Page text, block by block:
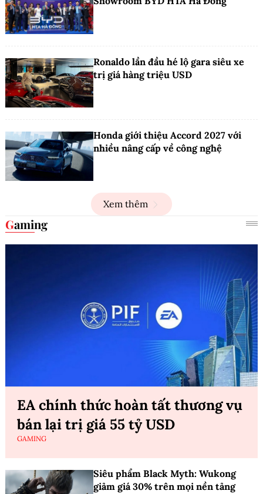
Ronaldo lần đầu hé lộ gara siêu xe
trị giá hàng triệu USD
Honda giới thiệu Accord 2027 với
nhiều nâng cấp về công nghệ
Xem thêm
Gaming
EA chính thức hoàn tất thương vụ
bán lại trị giá 55 tỷ USD
GAMING
Siêu phẩm Black Myth: Wukong
giảm giá 30% trên mọi nền tảng